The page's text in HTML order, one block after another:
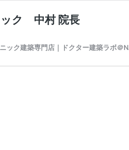
ック 中村 院長
ック建築専門店｜ドクター建築ラボ＠